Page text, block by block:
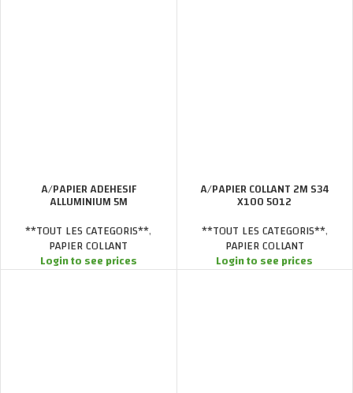
A/PAPIER ADEHESIF
ALLUMINIUM 5M
**TOUT LES CATEGORIS**,
PAPIER COLLANT
Login to see prices
A/PAPIER COLLANT 2M S34
X100 5012
**TOUT LES CATEGORIS**,
PAPIER COLLANT
Login to see prices